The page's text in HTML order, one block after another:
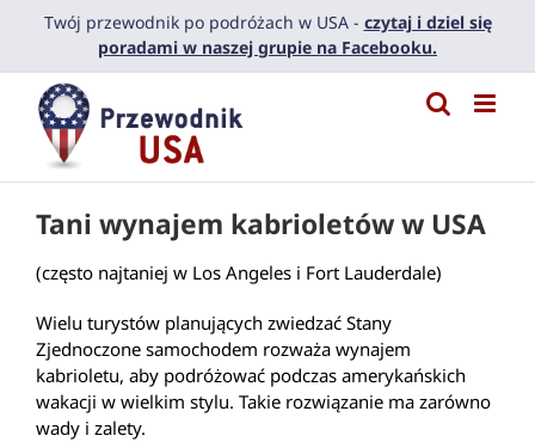
PrzejdźTwój przewodnik po podróżach w USA - czytaj i dziel się
poradami w naszej grupie na Facebooku.
Tani wynajem kabrioletów w USA
(często najtaniej w Los Angeles i Fort Lauderdale)
Wielu turystów planujących zwiedzać Stany
Zjednoczone samochodem rozważa wynajem
kabrioletu, aby podróżować podczas amerykańskich
wakacji w wielkim stylu. Takie rozwiązanie ma zarówno
wady i zalety.